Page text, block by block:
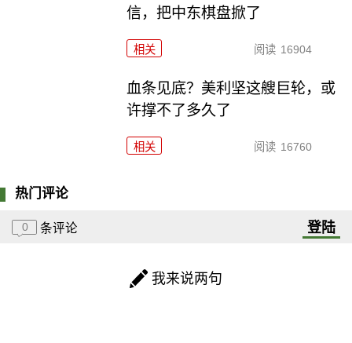
信，把中东棋盘掀了
相关 阅读 16904
血条见底？美利坚这艘巨轮，或
许撑不了多久了
相关 阅读 16760
热门评论
0 条评论 登陆
我来说两句